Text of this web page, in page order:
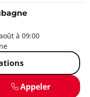
à 09:00
Appeler